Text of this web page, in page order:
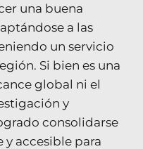
una buena
a las
un servicio
Si bien es una
global ni el
y
consolidarse
accesible para